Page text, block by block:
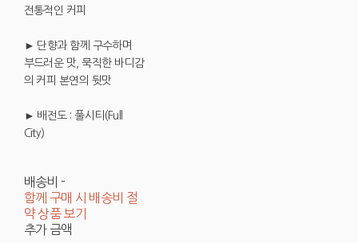
전통적인 커피
► 단향과 함께 구수하며
부드러운 맛, 묵직한 바디감
의 커피 본연의 뒷맛
► 배전도 : 풀시티(Full
City)
배송비 -
함께 구매 시 배송비 절
약 상품 보기
추가 금액